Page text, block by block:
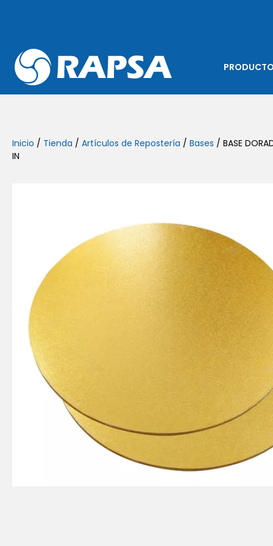
Inicio / Tienda / Artículos de Repostería / Bases / BASE
IN